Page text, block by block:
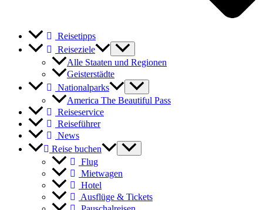
Reisetipps
Reiseziele
Alle Staaten und Regionen
Geisterstädte
Nationalparks
America The Beautiful Pass
Reiseservice
Reiseführer
News
Reise buchen
Flug
Mietwagen
Hotel
Ausflüge & Tickets